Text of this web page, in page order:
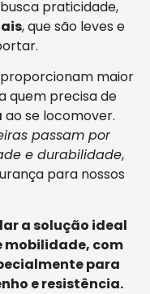
praticidade,
, que são leves e
maior
quem precisa de
ao se locomover.
passam por
e durabilidade,
para nossos
a solução ideal
mobilidade, com
para
e resistência.